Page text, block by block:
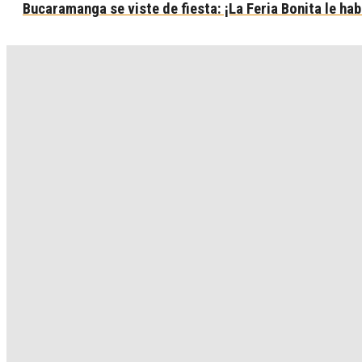
Bucaramanga se viste de fiesta: ¡La Feria Bonita le